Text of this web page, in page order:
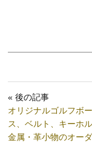
« 後の記事
オリジナルゴルフボ
ス、ベルト、キーホル
金属・革小物のオー